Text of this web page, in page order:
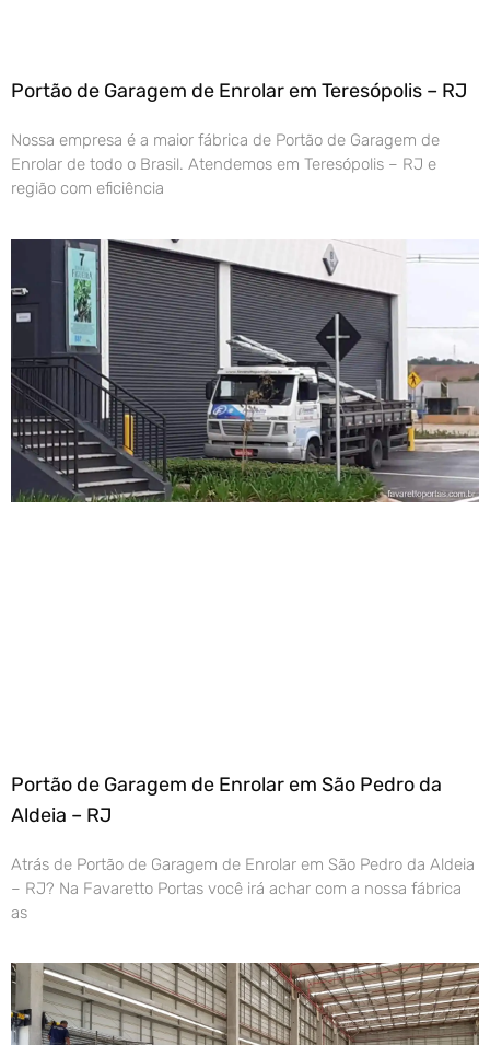
Portão de Garagem de Enrolar em Teresópolis – RJ
Nossa empresa é a maior fábrica de Portão de Garagem de
Enrolar de todo o Brasil. Atendemos em Teresópolis – RJ e
região com eficiência
Portão de Garagem de Enrolar em São Pedro da
Aldeia – RJ
Atrás de Portão de Garagem de Enrolar em São Pedro da Aldeia
– RJ? Na Favaretto Portas você irá achar com a nossa fábrica
as